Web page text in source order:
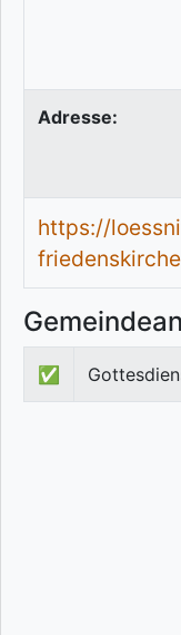
Adresse:
https://
friedenskirche
✅